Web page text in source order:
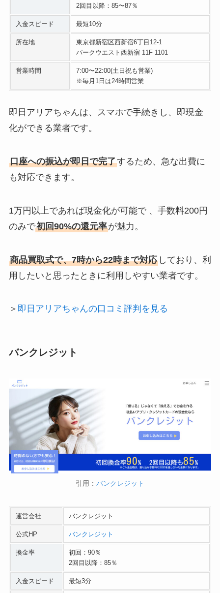
2回目以降：85〜87％
入金スピード 最短10分
所在地
東京都新宿区西新宿6丁目12-1
パークウエスト西新宿 11F 1101
営業時間
7:00〜22:00(土日祝も営業)
※毎月1日は24時間営業
即日アリアちゃんは、スマホで手続きし、即現金
化ができる業者です。
口座への振込が即日で完了するため、急な出費に
も対応できます。
1万円以上であれば現金化が可能で 、手数料200円
のみで初回90%の還元率が魅力。
商品買取式で、7時から22時まで対応しており、利
用したいと思ったときに利用しやすい業者です。
＞ 即日アリアちゃんの口コミ評判を見る
バンクレジット
引用： バンクレジット
運営会社 バンクレジット
公式HP バンクレジット
換金率
初回：90％
2回目以降：85％
入金スピード 最短3分